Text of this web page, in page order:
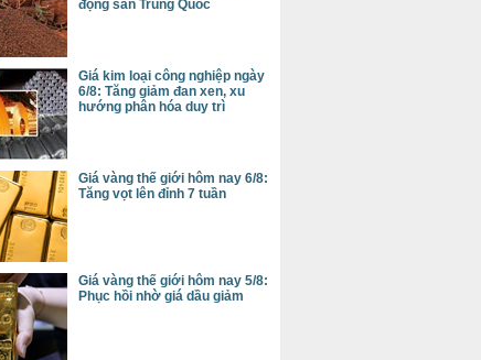
động sản Trung Quốc
Giá kim loại công nghiệp ngày
6/8: Tăng giảm đan xen, xu
hướng phân hóa duy trì
Giá vàng thế giới hôm nay 6/8:
Tăng vọt lên đỉnh 7 tuần
Giá vàng thế giới hôm nay 5/8:
Phục hồi nhờ giá dầu giảm